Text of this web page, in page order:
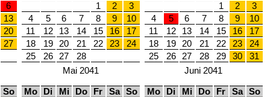
6
13
20
27
1
2
3
4
5 6 7 8 9
10
11
12 13 14 15 16
17
18
19 20 21 22 23
24
25
26 27 28
1
2
3
4
5 6 7 8 9
10
11
12 13 14 15 16
17
18
19 20 21 22 23
24
25
26 27 28 29 30
31
So
Mai 2041
Mo Di Mi Do Fr Sa
So
Juni 2041
Mo Di Mi Do Fr Sa
So